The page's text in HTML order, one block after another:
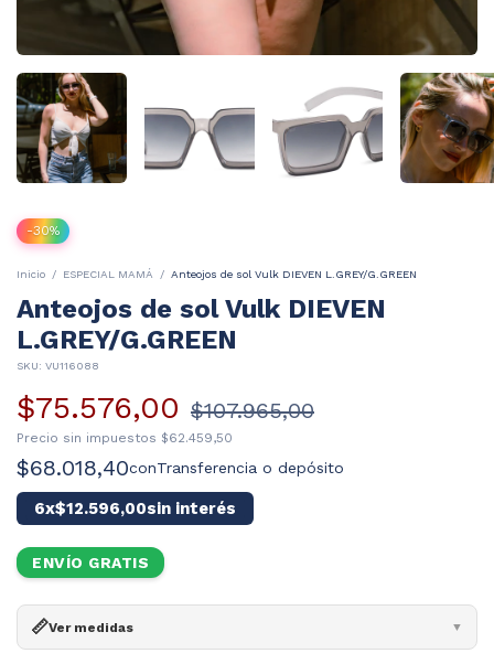
-30%
Inicio / ESPECIAL MAMÁ / Anteojos de sol Vulk DIEVEN L.GREY/G.GREEN
Anteojos de sol Vulk DIEVEN
L.GREY/G.GREEN
SKU: VU116088
$75.576,00 $107.965,00
Precio sin impuestos $62.459,50
$68.018,40conTransferencia o depósito
6x$12.596,00sin interés
ENVÍO GRATIS
📏Ver medidas ▼